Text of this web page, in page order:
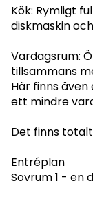
Kök: Rymligt
diskmaskin
Vardagsrum:
tillsammans
Här finns
ett mindre
Det finns
Entréplan
Sovrum 1 - en